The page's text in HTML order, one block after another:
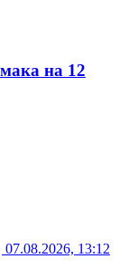
на 12
07.08.2026, 13:12